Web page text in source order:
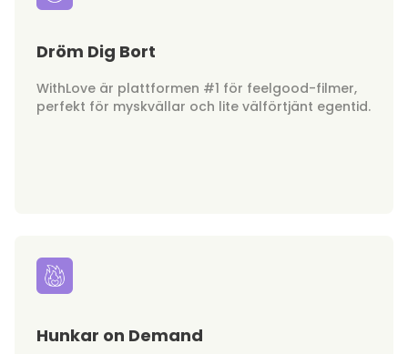
Dröm Dig Bort
WithLove är plattformen #1 för feelgood-filmer,
perfekt för myskvällar och lite välförtjänt egentid.
Hunkar on Demand